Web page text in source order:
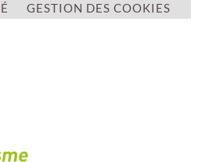
GESTION DES COOKIES